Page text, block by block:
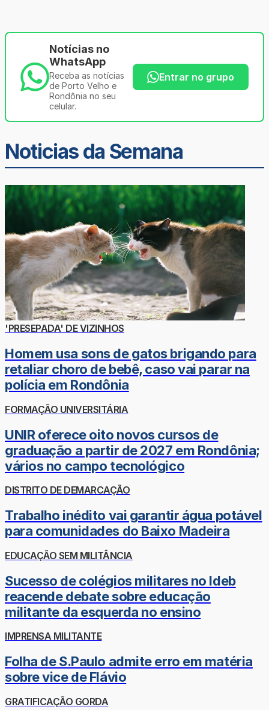
Notícias no
WhatsApp
Receba as notícias
de Porto Velho e
Rondônia no seu
celular.
Entrar no grupo
Noticias da Semana
'PRESEPADA' DE VIZINHOS
Homem usa sons de gatos brigando para
retaliar choro de bebê, caso vai parar na
polícia em Rondônia
FORMAÇÃO UNIVERSITÁRIA
UNIR oferece oito novos cursos de
graduação a partir de 2027 em Rondônia;
vários no campo tecnológico
DISTRITO DE DEMARCAÇÃO
Trabalho inédito vai garantir água potável
para comunidades do Baixo Madeira
EDUCAÇÃO SEM MILITÂNCIA
Sucesso de colégios militares no Ideb
reacende debate sobre educação
militante da esquerda no ensino
IMPRENSA MILITANTE
Folha de S.Paulo admite erro em matéria
sobre vice de Flávio
GRATIFICAÇÃO GORDA